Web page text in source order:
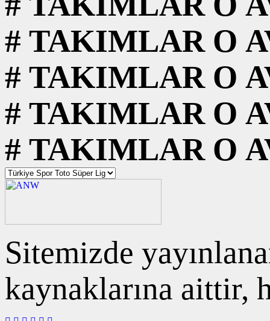
# TAKIMLAR O
# TAKIMLAR O
# TAKIMLAR O
# TAKIMLAR O
Sitemizde
kaynaklarına aittir,